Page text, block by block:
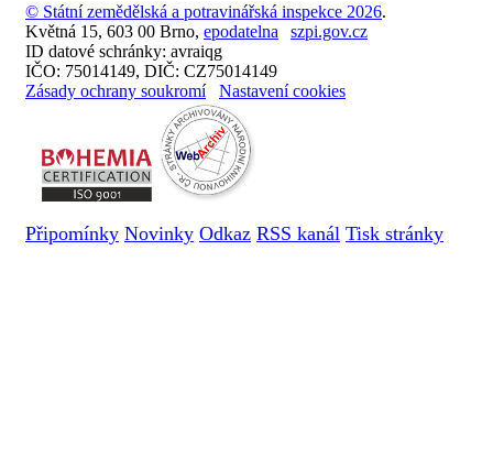
© Státní zemědělská a potravinářská inspekce 2026.
Květná 15, 603 00 Brno, epodatelna
szpi.gov.cz
ID datové schránky: avraiqg
IČO: 75014149, DIČ: CZ75014149
Zásady ochrany soukromí
Nastavení cookies
Připomínky Novinky Odkaz RSS kanál Tisk stránky